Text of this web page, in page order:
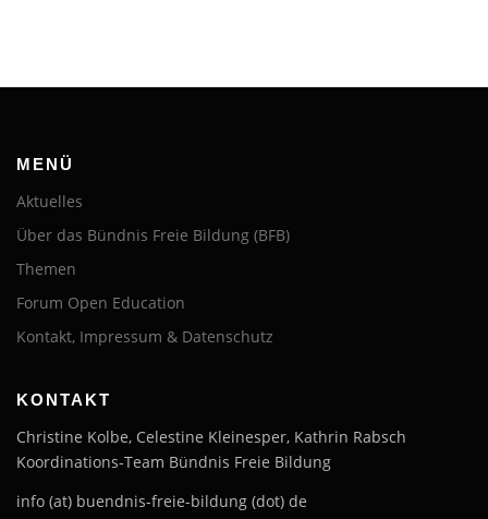
MENÜ
Aktuelles
Über das Bündnis Freie Bildung (BFB)
Themen
Forum Open Education
Kontakt, Impressum & Datenschutz
KONTAKT
Christine Kolbe, Celestine Kleinesper, Kathrin Rabsch
Koordinations-Team Bündnis Freie Bildung
info (at) buendnis-freie-bildung (dot) de